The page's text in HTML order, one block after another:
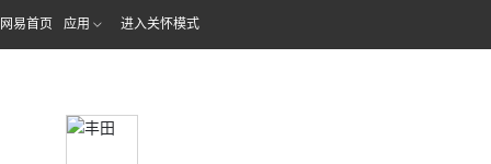
网易首页 应用 进入关怀模式